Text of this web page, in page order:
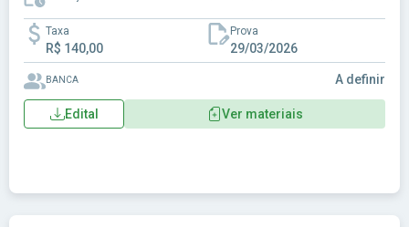
Taxa
R$ 140,00
Prova
29/03/2026
BANCA A definir
Edital Ver materiais